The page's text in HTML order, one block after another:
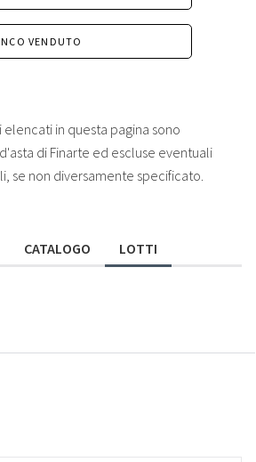
VENDUTO
in questa pagina sono
di Finarte ed escluse eventuali
se non diversamente specificato.
CATALOGO LOTTI